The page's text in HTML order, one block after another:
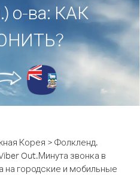
о-ва: КАК
Корея > Фолкленд.
Out.Минута звонка в
на городские и мобильные